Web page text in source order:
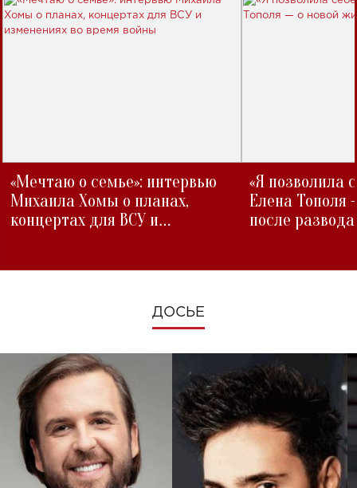
«Мечтаю о семье»: интервью
Михаила Хомы о планах,
концертах для ВСУ и
«Я позволила
Елена Тополя
после развода
ДОСЬЕ